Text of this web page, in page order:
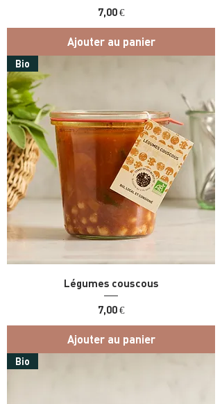
Prix
7,00 €
Ajouter au panier
Bio
Légumes couscous
Prix
7,00 €
Ajouter au panier
Bio